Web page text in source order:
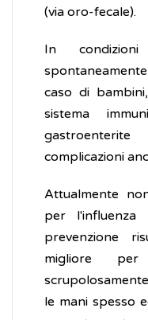
(via oro-fecale).
In
caso di
sistema
complicazioni
Attualmente
per l'influenza
prevenzione
migliore per
le mani spesso